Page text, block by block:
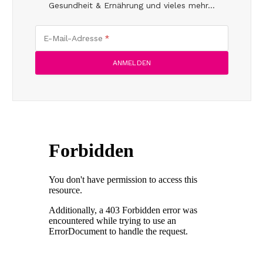
Gesundheit & Ernährung und vieles mehr...
E-Mail-Adresse